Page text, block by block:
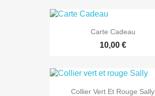
Carte Cadeau
10,00 €
Collier Vert Et Rouge Sally